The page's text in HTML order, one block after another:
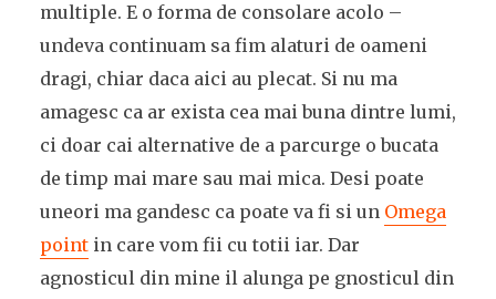
multiple. E o forma de consolare acolo –
undeva continuam sa fim alaturi de oameni
dragi, chiar daca aici au plecat. Si nu ma
amagesc ca ar exista cea mai buna dintre lumi,
ci doar cai alternative de a parcurge o bucata
de timp mai mare sau mai mica. Desi poate
uneori ma gandesc ca poate va fi si un Omega
pointin care vom fii cu totii iar. Dar
agnosticul din mine il alunga pe gnosticul din